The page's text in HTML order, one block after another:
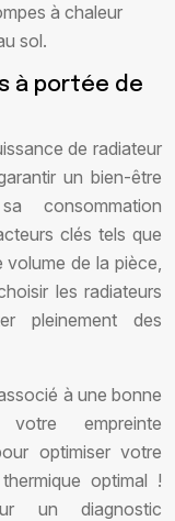
à chaleur
sol.
à portée de
de radiateur
un bien-être
consommation
clés tels que
volume de la pièce,
les radiateurs
pleinement des
à une bonne
empreinte
optimiser votre
optimal !
un diagnostic